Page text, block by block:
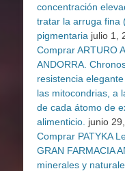
concentración
tratar la arruga fina
pigmentaria julio 1,
Comprar ARTURO
ANDORRA.
resistencia
las mitocondrias, a
de cada átomo de
alimenticio. junio
Comprar PATYKA
GRAN FARMACIA
minerales y